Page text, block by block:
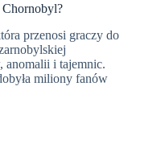
przenosi graczy do
anomalii i tajemnic.
miliony fanów